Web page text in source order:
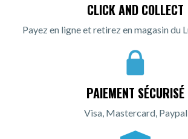
CLICK AND COLLECT
Payez en ligne et retirez en magasin du
PAIEMENT SÉCURISÉ
Visa, Mastercard, Paypal